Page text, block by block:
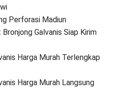
Perforasi Madiun
Galvanis Siap Kirim
Harga Murah Terlengkap
Harga Murah Langsung